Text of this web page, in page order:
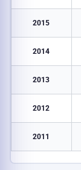
2015
2014
2013
2012
2011